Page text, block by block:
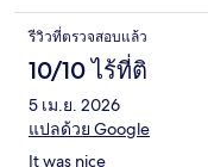
รีวิวที่ตรวจสอบแล้ว
10/10 ไร้ที่ติ
5 เม.ย. 2026
แปลด้วย Google
It was nice